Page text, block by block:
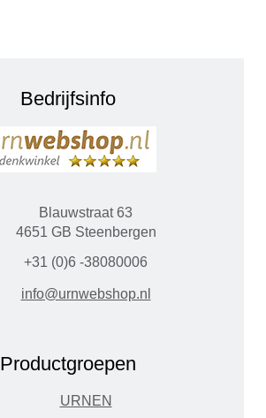
Bedrijfsinfo
Blauwstraat 63
4651 GB Steenbergen
+31 (0)6 -38080006
info@urnwebshop.nl
Productgroepen
URNEN